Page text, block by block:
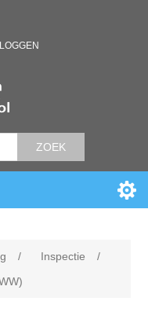
ZOEK
/ Inspectie
/